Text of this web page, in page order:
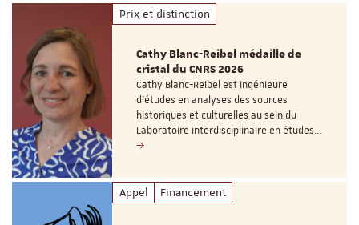
Prix et distinction
Cathy Blanc-Reibel médaille de
cristal du CNRS 2026
Cathy Blanc-Reibel est ingénieure
d’études en analyses des sources
historiques et culturelles au sein du
Laboratoire interdisciplinaire en études…
Appel Financement